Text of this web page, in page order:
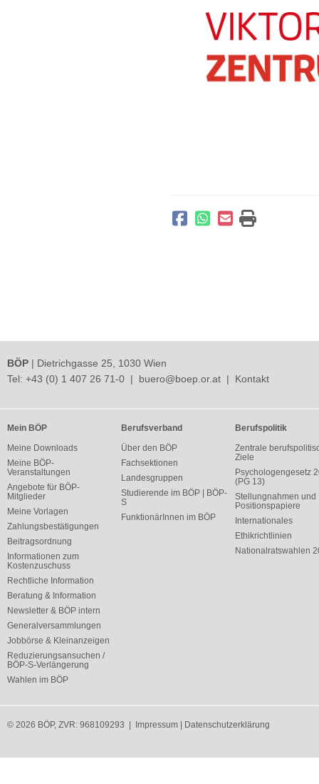
BÖP | Dietrichgasse 25, 1030 Wien
Tel: +43 (0) 1 407 26 71-0 | buero@boep.or.at | Kontakt
Mein BÖP
Meine Downloads
Meine BÖP-
Veranstaltungen
Angebote für BÖP-
Mitglieder
Meine Vorlagen
Zahlungsbestätigungen
Beitragsordnung
Informationen zum
Kostenzuschuss
Rechtliche Information
Beratung & Information
Newsletter & BÖP intern
Generalversammlungen
Jobbörse & Kleinanzeigen
Reduzierungsansuchen /
BÖP-S-Verlängerung
Wahlen im BÖP
Berufsverband
Über den BÖP
Fachsektionen
Landesgruppen
Studierende im BÖP | BÖP-
S
FunktionärInnen im BÖP
Berufspolitik
Zentrale
Ziele
Psychologengesetz
(PG 13)
Stellungnahmen und
Positionspapiere
Internationales
Ethikrichtlinien
Nationalratswahlen
© 2026 BÖP, ZVR: 968109293 | Impressum Datenschutzerklärung